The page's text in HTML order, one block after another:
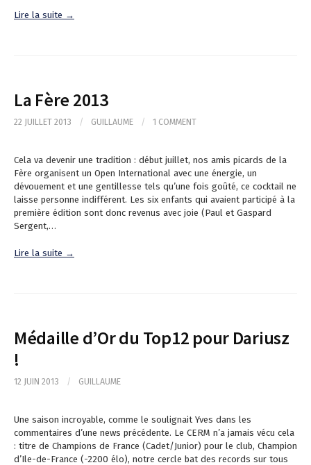
Lire la suite →
La Fère 2013
22 JUILLET 2013 / GUILLAUME / 1 COMMENT
Cela va devenir une tradition : début juillet, nos amis picards de la
Fère organisent un Open International avec une énergie, un
dévouement et une gentillesse tels qu’une fois goûté, ce cocktail ne
laisse personne indifférent. Les six enfants qui avaient participé à la
première édition sont donc revenus avec joie (Paul et Gaspard
Sergent,…
Lire la suite →
Médaille d’Or du Top12 pour Dariusz
!
12 JUIN 2013 / GUILLAUME
Une saison incroyable, comme le soulignait Yves dans les
commentaires d’une news précédente. Le CERM n’a jamais vécu cela
: titre de Champions de France (Cadet/Junior) pour le club, Champion
d’Ile-de-France (-2200 élo), notre cercle bat des records sur tous